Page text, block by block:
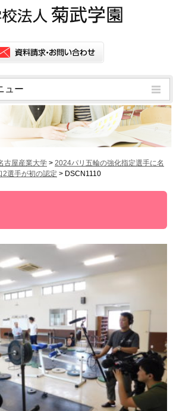
ュー
行事
古屋産業大学 > 2024パリ五輪の強化指定選手に名
2選手が初の認定 > DSCN1110